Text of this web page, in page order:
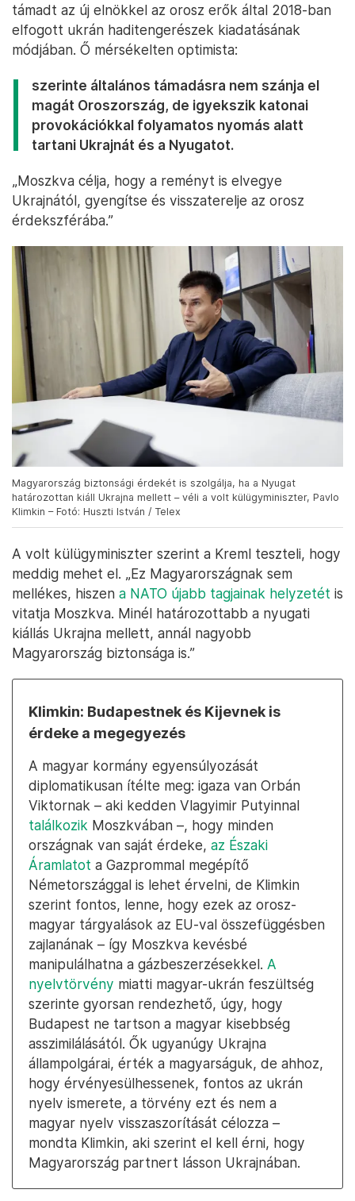
támadt az új elnökkel az orosz erők által 2018-ban
elfogott ukrán haditengerészek kiadatásának
módjában. Ő mérsékelten optimista:
szerinte általános támadásra nem szánja el
magát Oroszország, de igyekszik katonai
provokációkkal folyamatos nyomás alatt
tartani Ukrajnát és a Nyugatot.
„Moszkva célja, hogy a reményt is elvegye
Ukrajnától, gyengítse és visszaterelje az orosz
érdekszférába.”
Magyarország biztonsági érdekét is szolgálja, ha a Nyugat
határozottan kiáll Ukrajna mellett – véli a volt külügyminiszter, Pavlo
Klimkin – Fotó: Huszti István / Telex
A volt külügyminiszter szerint a Kreml teszteli, hogy
meddig mehet el. „Ez Magyarországnak sem
mellékes, hiszen a NATO újabb tagjainak helyzetét is
vitatja Moszkva. Minél határozottabb a nyugati
kiállás Ukrajna mellett, annál nagyobb
Magyarország biztonsága is.”
Klimkin: Budapestnek és Kijevnek is
érdeke a megegyezés
A magyar kormány egyensúlyozását
diplomatikusan ítélte meg: igaza van Orbán
Viktornak – aki kedden Vlagyimir Putyinnal
találkozik Moszkvában –, hogy minden
országnak van saját érdeke, az Északi
Áramlatot a Gazprommal megépítő
Németországgal is lehet érvelni, de Klimkin
szerint fontos, lenne, hogy ezek az orosz-
magyar tárgyalások az EU-val összefüggésben
zajlanának – így Moszkva kevésbé
manipulálhatna a gázbeszerzésekkel. A
nyelvtörvény miatti magyar-ukrán feszültség
szerinte gyorsan rendezhető, úgy, hogy
Budapest ne tartson a magyar kisebbség
asszimilálásától. Ők ugyanúgy Ukrajna
állampolgárai, érték a magyarságuk, de ahhoz,
hogy érvényesülhessenek, fontos az ukrán
nyelv ismerete, a törvény ezt és nem a
magyar nyelv visszaszorítását célozza –
mondta Klimkin, aki szerint el kell érni, hogy
Magyarország partnert lásson Ukrajnában.